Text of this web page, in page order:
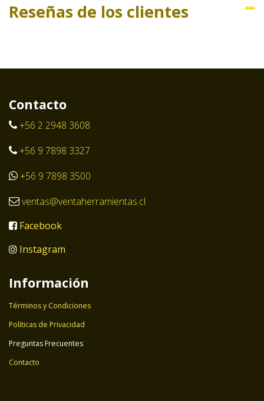
Reseñas de los clientes
Contacto
+56 2 2948 3608
+56 9 7898 3327
+56 9 7898 3500
ventas@ventaherramientas.cl
Facebook
Instagram
Información
Términos y Condiciones
Políticas de Privacidad
Preguntas Frecuentes
Contacto